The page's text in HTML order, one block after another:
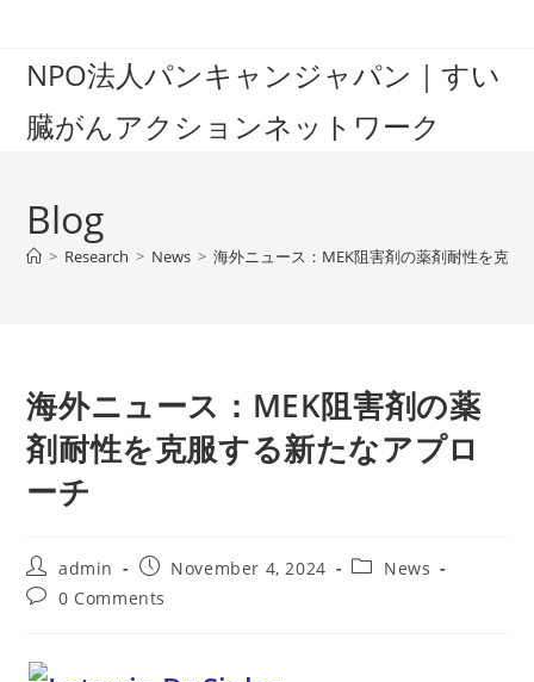
contentNPO法人パンキャンジャパン｜すい
臓がんアクションネットワーク
Blog
> Research > News > 海外ニュース：MEK阻害剤の薬剤耐性を克服
海外ニュース：MEK阻害剤の薬
剤耐性を克服する新たなアプロ
ーチ
Post
author:
admin
Post
published:
November 4, 2024
PostNews
Post0 Comments